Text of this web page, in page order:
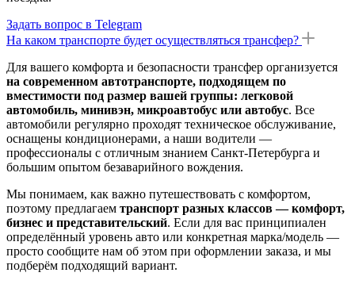
Задать вопрос в Telegram
На каком транспорте будет осуществляться трансфер?
Для вашего комфорта и безопасности трансфер организуется
на современном автотранспорте, подходящем по
вместимости под размер вашей группы: легковой
автомобиль, минивэн, микроавтобус или автобус. Все
автомобили регулярно проходят техническое обслуживание,
оснащены кондиционерами, а наши водители —
профессионалы с отличным знанием Санкт-Петербурга и
большим опытом безаварийного вождения.
Мы понимаем, как важно путешествовать с комфортом,
поэтому предлагаем транспорт разных классов — комфорт,
бизнес и представительский. Если для вас принципиален
определённый уровень авто или конкретная марка/модель —
просто сообщите нам об этом при оформлении заказа, и мы
подберём подходящий вариант.